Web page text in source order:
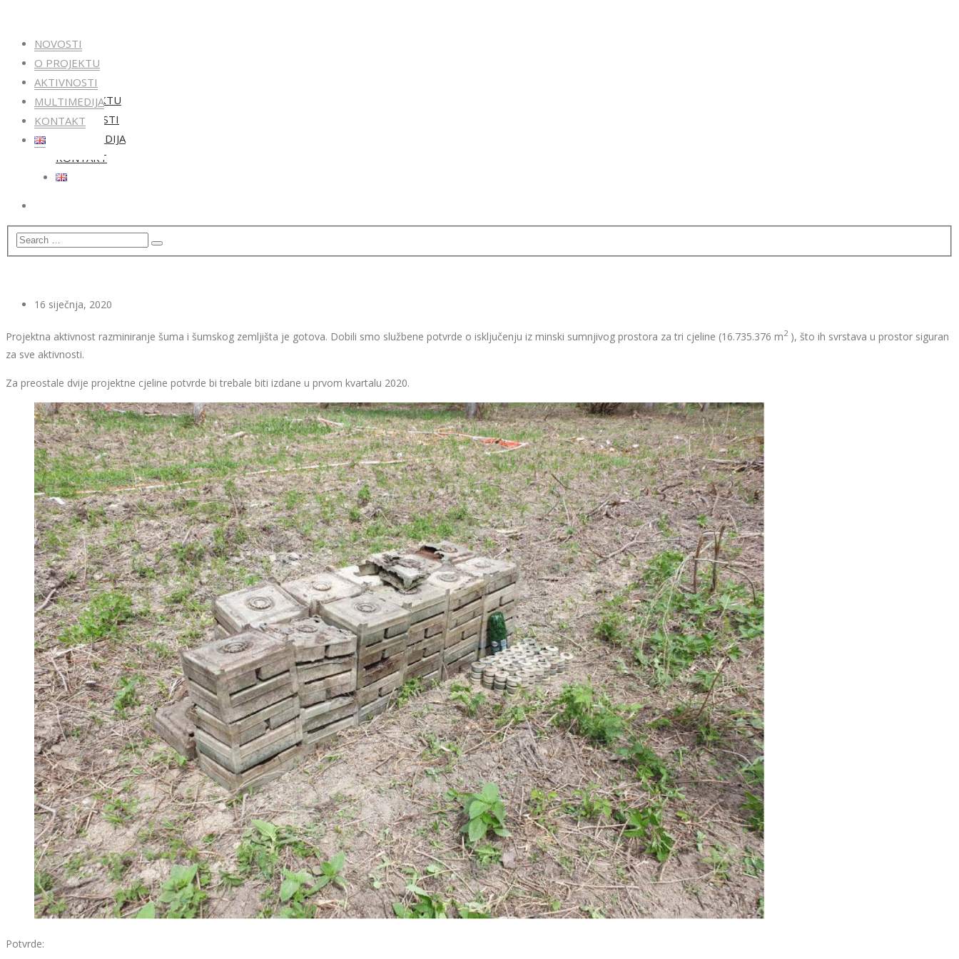
NOVOSTI
O PROJEKTU
AKTIVNOSTI
MULTIMEDIJA
KONTAKT
NOVOSTI
O PROJEKTU
AKTIVNOSTI
MULTIMEDIJA
KONTAKT
16 siječnja, 2020
Projektna aktivnost razminiranje šuma i šumskog zemljišta je gotova. Dobili smo službene potvrde o isključenju iz minski sumnjivog prostora za tri cjeline (16.735.376 m2 ), što ih svrstava u prostor siguran
za sve aktivnosti.
Za preostale dvije projektne cjeline potvrde bi trebale biti izdane u prvom kvartalu 2020.
Potvrde: